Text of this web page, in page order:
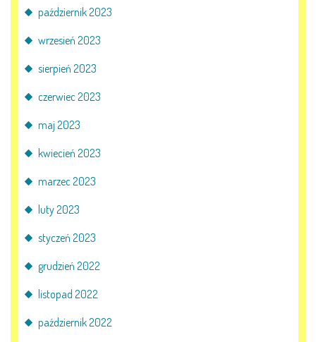
REKRUTACJA
ANKIETY
E-DZIENNIK
LOGOWANIE
październik 2023
wrzesień 2023
sierpień 2023
czerwiec 2023
maj 2023
kwiecień 2023
marzec 2023
luty 2023
styczeń 2023
grudzień 2022
listopad 2022
październik 2022